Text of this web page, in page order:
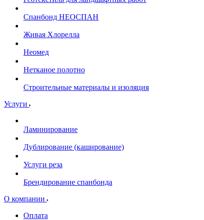
Спанбонд НЕОСПАН
Живая Хлорелла
Нeомед
Нетканое полотно
Строительные материалы и изоляция
Услуги
Ламинирование
Дублирование (каширование)
Услуги реза
Брендирование спанбонда
О компании
Оплата